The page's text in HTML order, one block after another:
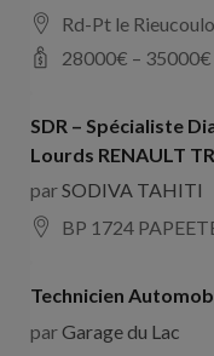
Rd-Pt le
28000€ – 35000€
SDR – Spécialiste
Lourds RENAULT
parSODIVA TAHITI
BP 1724
Technicien
parGarage du Lac